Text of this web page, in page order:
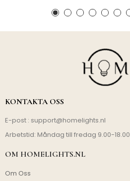
KONTAKTA OSS
E-post : support@homelights.nl
Arbetstid: Måndag till fredag 9.00-18.00
OM HOMELIGHTS.NL
Om Oss